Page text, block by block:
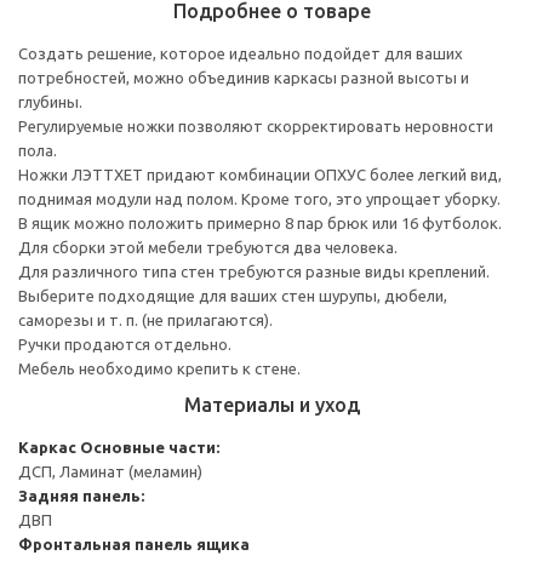
Подробнее о товаре
Создать решение, которое идеально подойдет для ваших
потребностей, можно объединив каркасы разной высоты и
глубины.
Регулируемые ножки позволяют скорректировать неровности
пола.
Ножки ЛЭТТХЕТ придают комбинации ОПХУС более легкий вид,
поднимая модули над полом. Кроме того, это упрощает уборку.
В ящик можно положить примерно 8 пар брюк или 16 футболок.
Для сборки этой мебели требуются два человека.
Для различного типа стен требуются разные виды креплений.
Выберите подходящие для ваших стен шурупы, дюбели,
саморезы и т. п. (не прилагаются).
Ручки продаются отдельно.
Мебель необходимо крепить к стене.
Материалы и уход
Каркас Основные части:
ДСП, Ламинат (меламин)
Задняя панель:
ДВП
Фронтальная панель ящика